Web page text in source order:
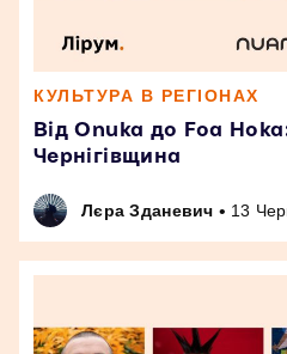
КУЛЬТУРА В РЕГІОНАХ
Від Onuka до Foa
Чернігівщина
Лєра Зданевич • 13